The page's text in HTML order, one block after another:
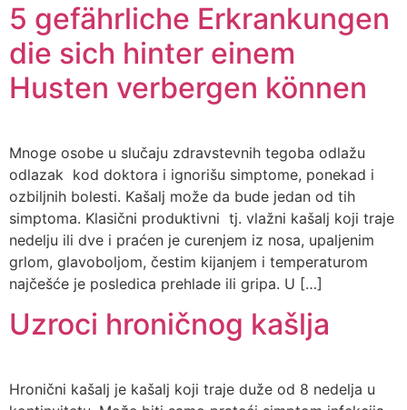
5 gefährliche Erkrankungen
die sich hinter einem
Husten verbergen können
Mnoge osobe u slučaju zdravstevnih tegoba odlažu
odlazak kod doktora i ignorišu simptome, ponekad i
ozbiljnih bolesti. Kašalj može da bude jedan od tih
simptoma. Klasični produktivni tj. vlažni kašalj koji traje
nedelju ili dve i praćen je curenjem iz nosa, upaljenim
grlom, glavoboljom, čestim kijanjem i temperaturom
najčešće je posledica prehlade ili gripa. U […]
Uzroci hroničnog kašlja
Hronični kašalj je kašalj koji traje duže od 8 nedelja u